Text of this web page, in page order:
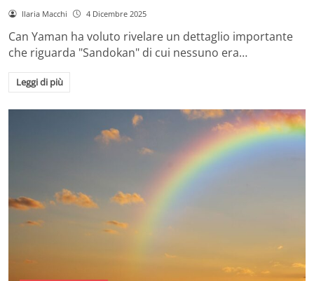
Ilaria Macchi 4 Dicembre 2025
Can Yaman ha voluto rivelare un dettaglio importante
che riguarda "Sandokan" di cui nessuno era…
Leggi di più